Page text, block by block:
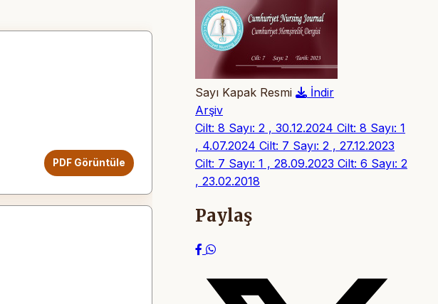
PDF Görüntüle
Sayı Kapak Resmi
İndir
Arşiv
Cilt: 8 Sayı: 2 , 30.12.2024 Cilt: 8 Sayı: 1
, 4.07.2024 Cilt: 7 Sayı: 2 , 27.12.2023
Cilt: 7 Sayı: 1 , 28.09.2023 Cilt: 6 Sayı: 2
, 23.02.2018
Paylaş